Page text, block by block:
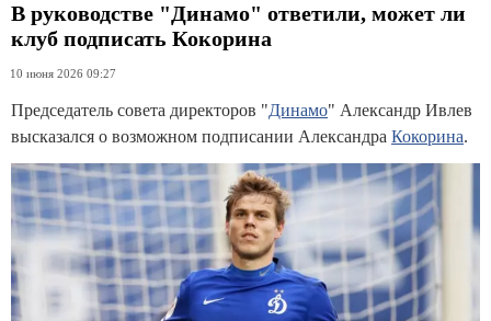
В руководстве "Динамо" ответили, может ли
клуб подписать Кокорина
10 июня 2026 09:27
Председатель совета директоров "Динамо" Александр Ивлев
высказался о возможном подписании Александра Кокорина.